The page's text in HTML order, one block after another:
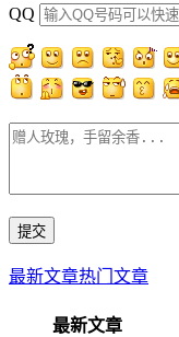
QQ
最新文章热门文章
最新文章